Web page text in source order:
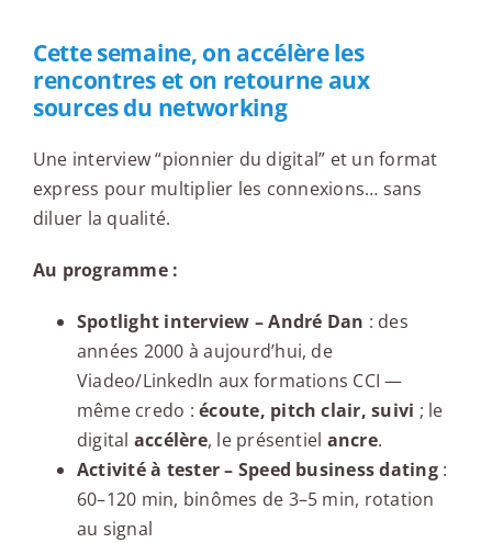
Cette semaine, on accélère les
rencontres et on retourne aux
sources du networking
Une interview “pionnier du digital” et un format
express pour multiplier les connexions… sans
diluer la qualité.
Au programme :
Spotlight interview – André Dan : des
années 2000 à aujourd’hui, de
Viadeo/LinkedIn aux formations CCI —
même credo :écoute, pitch clair, suivi ; le
digital accélère, le présentiel ancre.
Activité à tester – Speed business dating:
60–120 min, binômes de 3–5 min, rotation
au signal